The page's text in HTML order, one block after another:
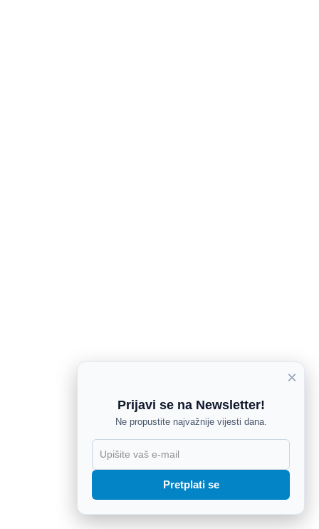
×
Prijavi se na Newsletter!
Ne propustite najvažnije vijesti dana.
Pretplati se